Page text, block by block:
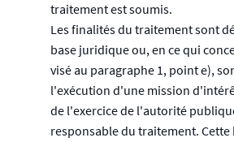
traitement est soumis.
Les finalités du traitement sont
base juridique ou, en ce qui
visé au paragraphe 1, point e),
l'exécution d'une mission
de l'exercice de l'autorité
responsable du traitement.